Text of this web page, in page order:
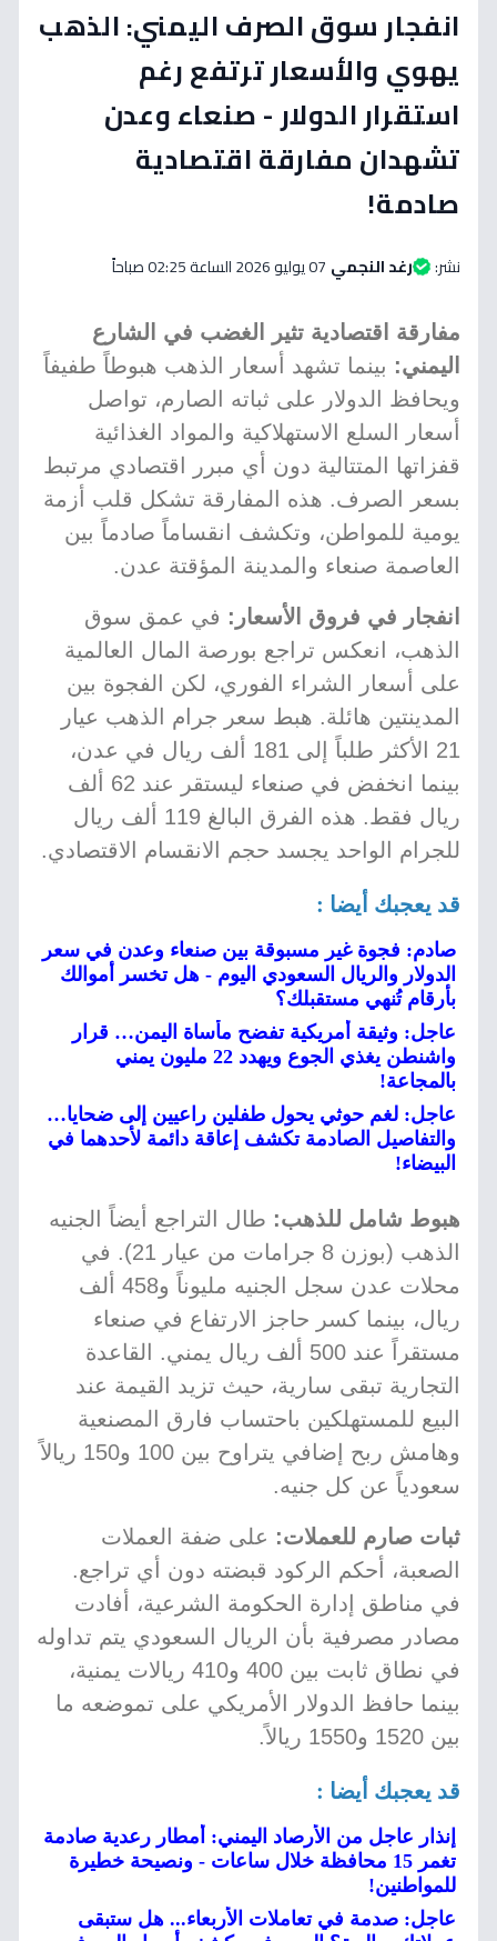
انفجار سوق الصرف اليمني: الذهب
يهوي والأسعار ترتفع رغم
استقرار الدولار - صنعاء وعدن
تشهدان مفارقة اقتصادية
صادمة!
نشر: رغد النجمي 07 يوليو 2026 الساعة 02:25 صباحاً
مفارقة اقتصادية تثير الغضب في الشارع
اليمني: بينما تشهد أسعار الذهب هبوطاً طفيفاً
ويحافظ الدولار على ثباته الصارم، تواصل
أسعار السلع الاستهلاكية والمواد الغذائية
قفزاتها المتتالية دون أي مبرر اقتصادي مرتبط
بسعر الصرف. هذه المفارقة تشكل قلب أزمة
يومية للمواطن، وتكشف انقساماً صادماً بين
العاصمة صنعاء والمدينة المؤقتة عدن.
انفجار في فروق الأسعار: في عمق سوق
الذهب، انعكس تراجع بورصة المال العالمية
على أسعار الشراء الفوري، لكن الفجوة بين
المدينتين هائلة. هبط سعر جرام الذهب عيار
21 الأكثر طلباً إلى 181 ألف ريال في عدن،
بينما انخفض في صنعاء ليستقر عند 62 ألف
ريال فقط. هذه الفرق البالغ 119 ألف ريال
للجرام الواحد يجسد حجم الانقسام الاقتصادي.
قد يعجبك أيضا :
صادم: فجوة غير مسبوقة بين صنعاء وعدن في سعر
الدولار والريال السعودي اليوم - هل تخسر أموالك
بأرقام تُنهي مستقبلك؟
عاجل: وثيقة أمريكية تفضح مأساة اليمن… قرار
واشنطن يغذي الجوع ويهدد 22 مليون يمني
بالمجاعة!
عاجل: لغم حوثي يحول طفلين راعيين إلى ضحايا…
والتفاصيل الصادمة تكشف إعاقة دائمة لأحدهما في
البيضاء!
هبوط شامل للذهب: طال التراجع أيضاً الجنيه
الذهب (بوزن 8 جرامات من عيار 21). في
محلات عدن سجل الجنيه مليوناً و458 ألف
ريال، بينما كسر حاجز الارتفاع في صنعاء
مستقراً عند 500 ألف ريال يمني. القاعدة
التجارية تبقى سارية، حيث تزيد القيمة عند
البيع للمستهلكين باحتساب فارق المصنعية
وهامش ربح إضافي يتراوح بين 100 و150 ريالاً
سعودياً عن كل جنيه.
ثبات صارم للعملات: على ضفة العملات
الصعبة، أحكم الركود قبضته دون أي تراجع.
في مناطق إدارة الحكومة الشرعية، أفادت
مصادر مصرفية بأن الريال السعودي يتم تداوله
في نطاق ثابت بين 400 و410 ريالات يمنية،
بينما حافظ الدولار الأمريكي على تموضعه ما
بين 1520 و1550 ريالاً.
قد يعجبك أيضا :
إنذار عاجل من الأرصاد اليمني: أمطار رعدية صادمة
تغمر 15 محافظة خلال ساعات - ونصيحة خطيرة
للمواطنين!
عاجل: صدمة في تعاملات الأربعاء... هل ستبقى